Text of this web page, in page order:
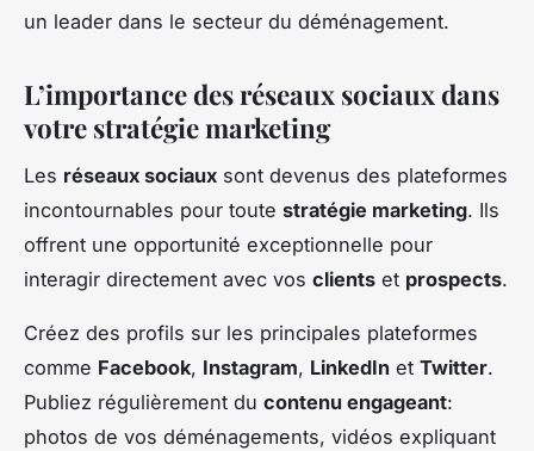
un leader dans le secteur du déménagement.
L’importance des réseaux sociaux dans
votre stratégie marketing
Les réseaux sociaux sont devenus des plateformes
incontournables pour toute stratégie marketing. Ils
offrent une opportunité exceptionnelle pour
interagir directement avec vos clients et prospects.
Créez des profils sur les principales plateformes
comme Facebook, Instagram, LinkedIn et Twitter.
Publiez régulièrement du contenu engageant:
photos de vos déménagements, vidéos expliquant